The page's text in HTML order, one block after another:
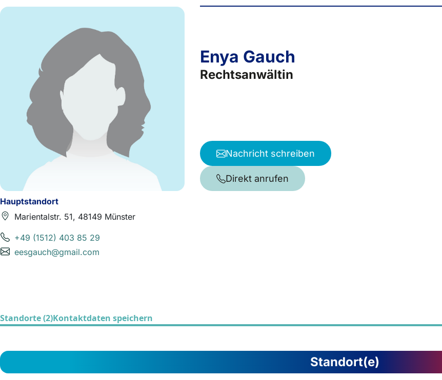
Hauptstandort
Marientalstr. 51, 48149 Münster
+49 (1512) 403 85 29
eesgauch@gmail.com
Enya Gauch
Rechtsanwältin
Nachricht schreiben
Direkt anrufen
Standorte (2)Kontaktdaten speichern
Standort(e)